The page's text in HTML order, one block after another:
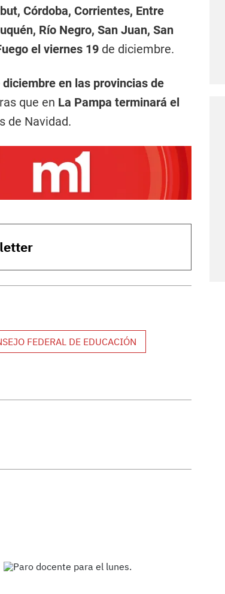
Córdoba, Corrientes, Entre
Río Negro, San Juan, San
el viernes 19 de diciembre.
diciembre en las provincias de
que en La Pampa terminará el
de Navidad.
FEDERAL DE EDUCACIÓN